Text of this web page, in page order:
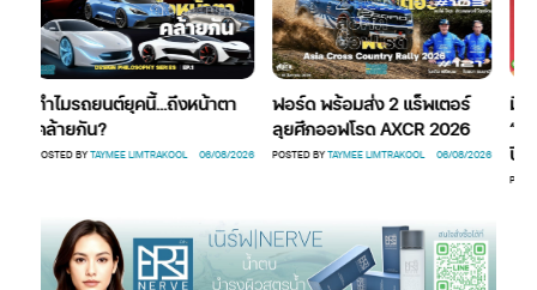
ทำไมรถยนต์ยุคนี้…ถึงหน้าตา
คล้ายกัน?
POSTED BYTAYMEE LIMTRAKOOL 06/08/2026
ฟอร์ด พร้อมส่ง 2 แร็พเตอร์
ลุยศึกออฟโรด AXCR 2026
POSTED BYTAYMEE LIMTRAKOOL 06/08/2026
มิต
“มิ
POSTED